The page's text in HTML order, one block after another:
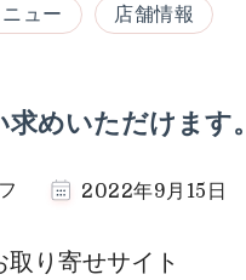
ュー 店舗情報
めいただけます。
2022年9月15日
り寄せサイト